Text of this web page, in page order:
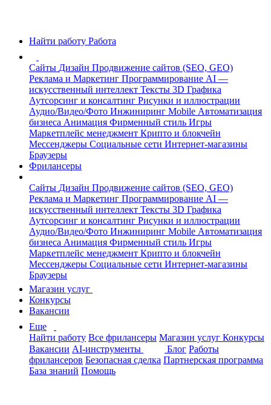
Найти работу Работа
Сайты Дизайн Продвижение сайтов (SEO, GEO)
Реклама и Маркетинг Программирование AI —
искусственный интеллект Тексты 3D Графика
Аутсорсинг и консалтинг Рисунки и иллюстрации
Аудио/Видео/Фото Инжиниринг Mobile Автоматизация
бизнеса Анимация Фирменный стиль Игры
Маркетплейс менеджмент Крипто и блокчейн
Мессенджеры Социальные сети Интернет-магазины
Браузеры
Фрилансеры
Сайты Дизайн Продвижение сайтов (SEO, GEO)
Реклама и Маркетинг Программирование AI —
искусственный интеллект Тексты 3D Графика
Аутсорсинг и консалтинг Рисунки и иллюстрации
Аудио/Видео/Фото Инжиниринг Mobile Автоматизация
бизнеса Анимация Фирменный стиль Игры
Маркетплейс менеджмент Крипто и блокчейн
Мессенджеры Социальные сети Интернет-магазины
Браузеры
Магазин услуг
Конкурсы
Вакансии
Еще
Найти работу Все фрилансеры Магазин услуг Конкурсы
Вакансии AI-инструменты Блог Работы
фрилансеров Безопасная сделка Партнерская программа
База знаний Помощь